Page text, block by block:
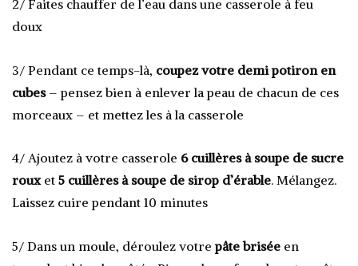
2/ Faites chauffer de l’eau dans une casserole à feu
doux
3/ Pendant ce temps-là, coupez votre demi potiron en
cubes– pensez bien à enlever la peau de chacun de ces
morceaux – et mettez les à la casserole
4/ Ajoutez à votre casserole 6 cuillères à soupe de sucre
roux et 5 cuillères à soupe de sirop d’érable. Mélangez.
Laissez cuire pendant 10 minutes
5/ Dans un moule, déroulez votrepâte brisée en